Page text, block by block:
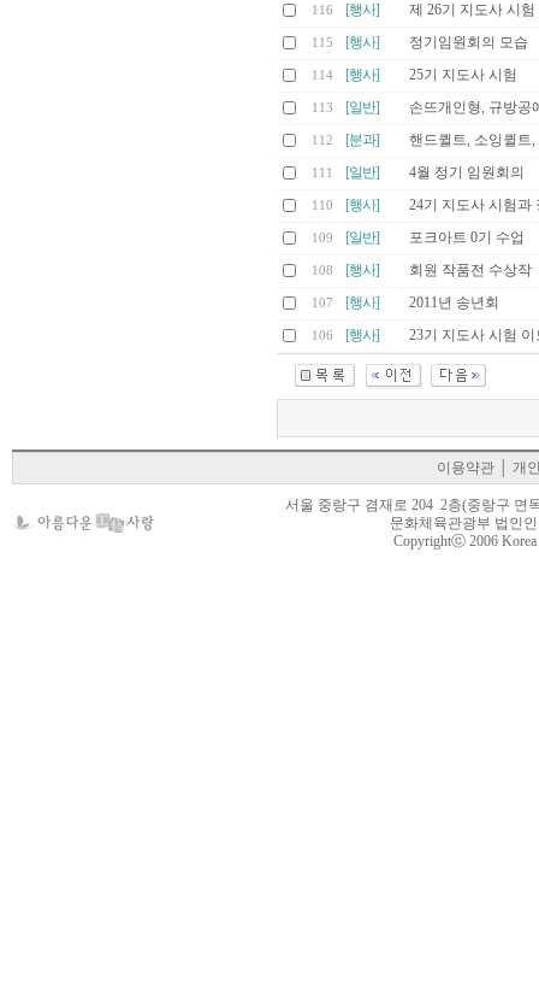
116 [행사] 제 26기 지도사 시험
115 [행사] 정기임원회의 모습
114 [행사] 25기 지도사 시험
113 [일반] 손뜨개인형, 규방공
112 [분과] 핸드퀼트, 소잉퀼트
111 [일반] 4월 정기 임원회의
110 [행사] 24기 지도사 시험과
109 [일반] 포크아트 0기 수업
108 [행사] 회원 작품전 수상작
107 [행사] 2011년 송년회
106 [행사] 23기 지도사 시험
이용약관 │개
서울 중랑구 겸재로 204 2층(중랑구 면
문화체육관광부 법인
Copyrightⓒ 2006 Korea